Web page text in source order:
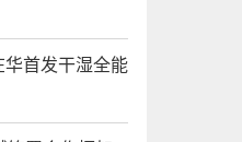
华首发干湿全能